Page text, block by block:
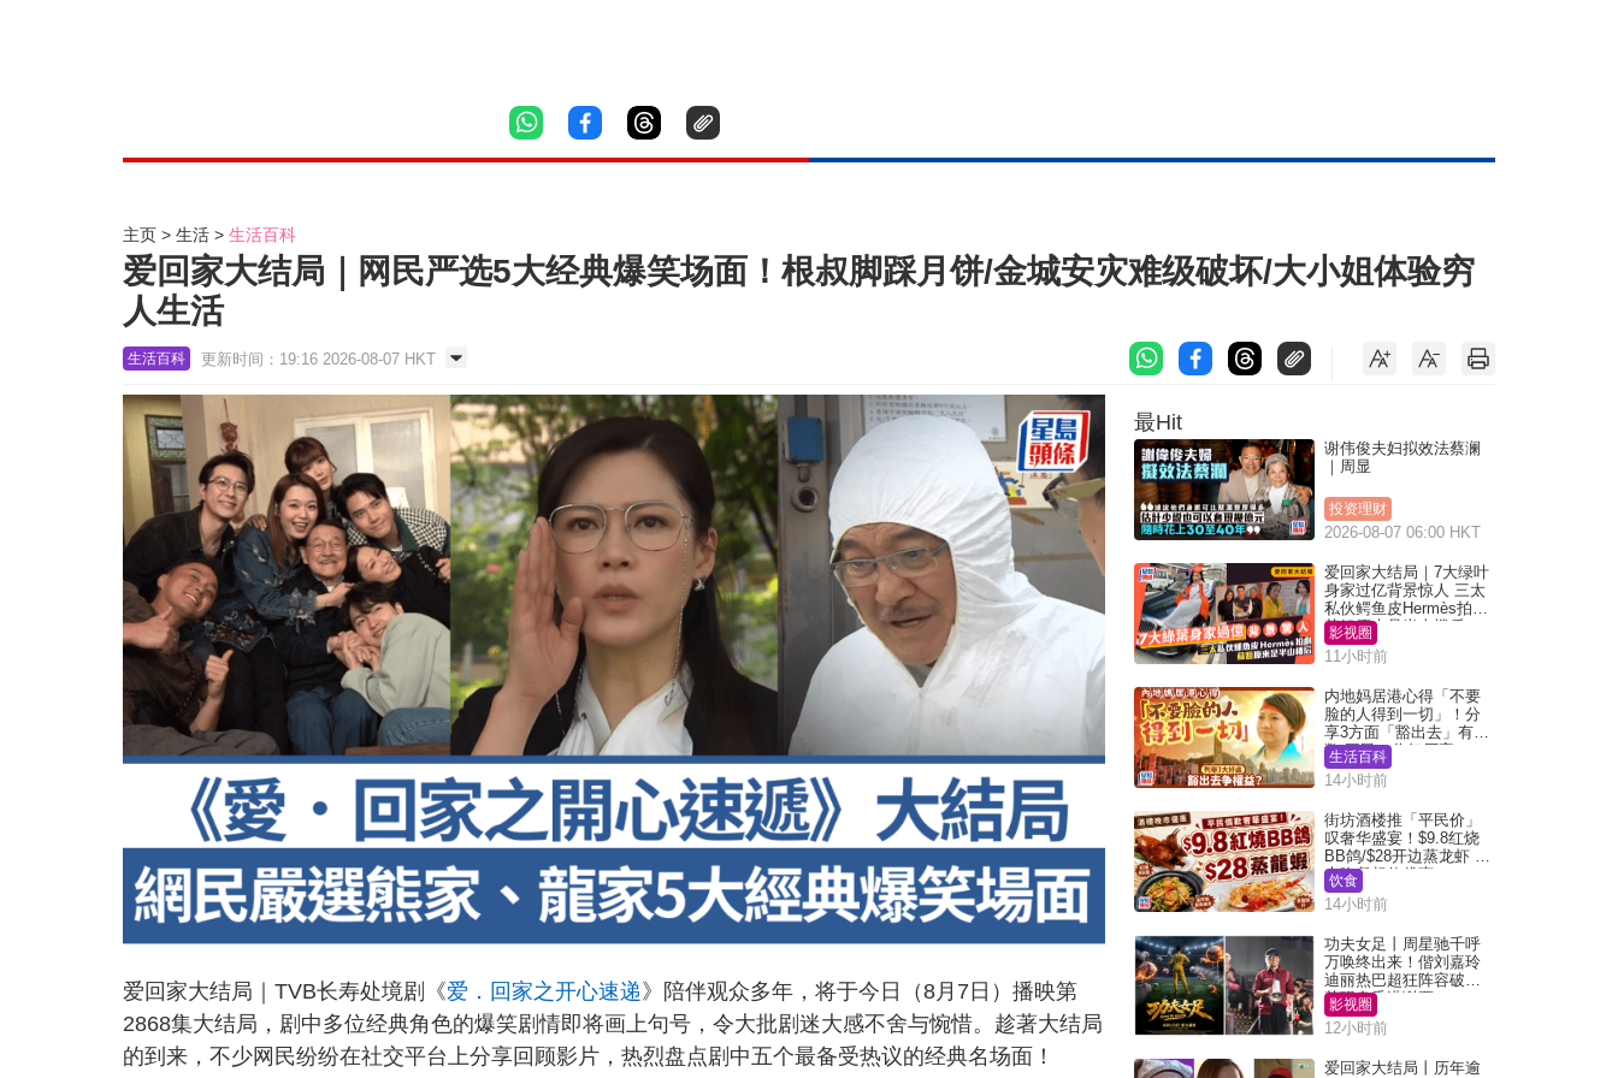
主页 生活 生活百科
爱回家大结局｜网民严选5大经典爆笑场面！根叔脚踩月饼/金城安灾难级破坏/大小姐体验穷
人生活
生活百科 更新时间：19:16 2026-08-07 HKT
爱回家大结局｜TVB长寿处境剧《爱．回家之开心速递 》陪伴观众多年，将于今日（8月7日）播映第
2868集大结局，剧中多位经典角色的爆笑剧情即将画上句号，令大批剧迷大感不舍与惋惜。趁著大结局
的到来，不少网民纷纷在社交平台上分享回顾影片，热烈盘点剧中五个最备受热议的经典名场面！
最Hit
谢伟俊夫妇拟效法蔡澜
｜周显
投资理财
2026-08-07 06:00 HKT
爱回家大结局｜7大绿叶
身家过亿背景惊人 三太
私伙鳄鱼皮Hermès拍剧
苏姐原来是半山楼后
影视圈
11小时前
内地妈居港心得「不要
脸的人得到一切」！分
享3方面「豁出去」有著
数 网民：你好厉害
生活百科
14小时前
街坊酒楼推「平民价」
叹奢华盛宴！$9.8红烧
BB鸽/$28开边蒸龙虾 3
大晚餐超值优惠
饮食
14小时前
功夫女足丨周星驰千呼
万唤终出来！偕刘嘉玲
迪丽热巴超狂阵容破天
荒现身香港谢票
影视圈
12小时前
爱回家大结局丨历年逾